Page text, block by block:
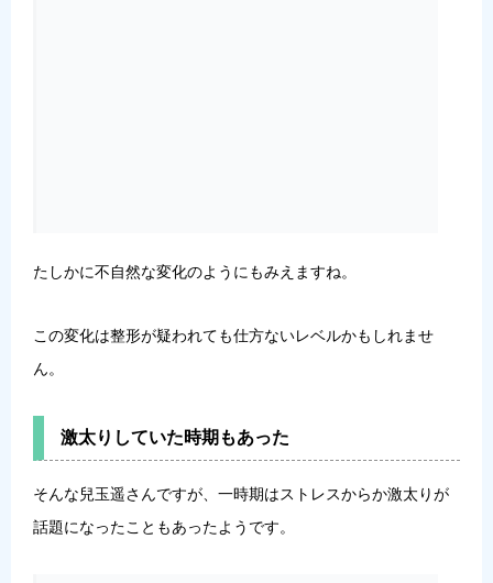
たしかに不自然な変化のようにもみえますね。
この変化は整形が疑われても仕方ないレベルかもしれませ
ん。
激太りしていた時期もあった
そんな兒玉遥さんですが、一時期はストレスからか激太りが
話題になったこともあったようです。